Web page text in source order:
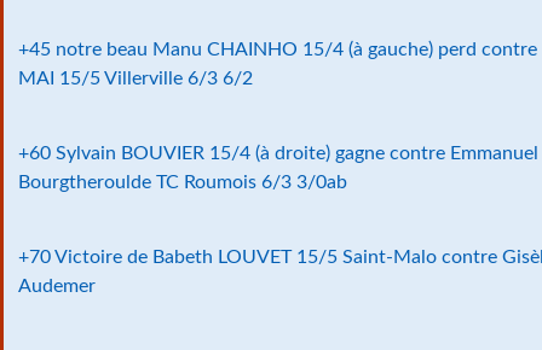
+45 notre beau Manu CHAINHO 15/4 (à gauche) perd
MAI 15/5 Villerville 6/3 6/2
+60 Sylvain BOUVIER 15/4 (à droite) gagne contre
Bourgtheroulde TC Roumois 6/3 3/0ab
+70 Victoire de Babeth LOUVET 15/5 Saint-Malo contre
Audemer